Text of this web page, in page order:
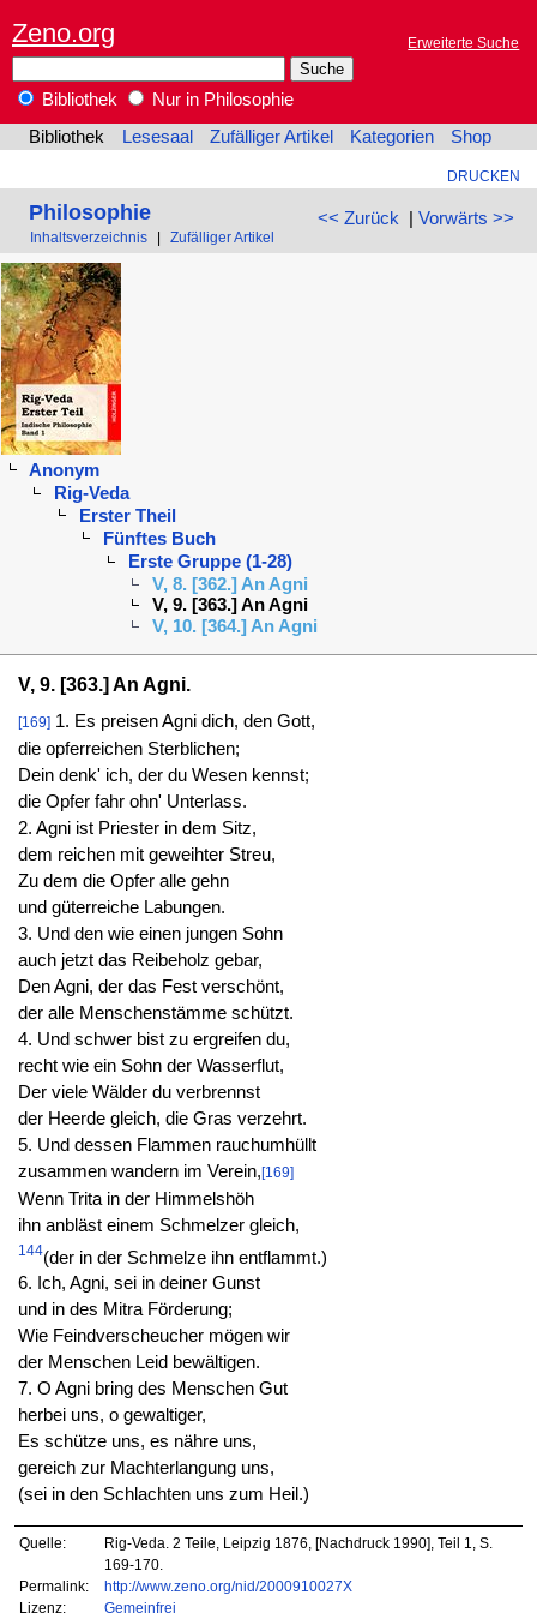
Zeno.org Erweiterte Suche
Bibliothek
Nur in Philosophie
Bibliothek
Lesesaal Zufälliger Artikel Kategorien Shop
DRUCKEN
<< Zurück | Vorwärts >>
Philosophie
Inhaltsverzeichnis Zufälliger Artikel
Anonym
Rig-Veda
Erster Theil
Fünftes Buch
Erste Gruppe (1-28)
V, 8. [362.] An Agni
V, 9. [363.] An Agni
V, 10. [364.] An Agni
V, 9. [363.] An Agni.
[169]1. Es preisen Agni dich, den Gott,
die opferreichen Sterblichen;
Dein denk' ich, der du Wesen kennst;
die Opfer fahr ohn' Unterlass.
2. Agni ist Priester in dem Sitz,
dem reichen mit geweihter Streu,
Zu dem die Opfer alle gehn
und güterreiche Labungen.
3. Und den wie einen jungen Sohn
auch jetzt das Reibeholz gebar,
Den Agni, der das Fest verschönt,
der alle Menschenstämme schützt.
4. Und schwer bist zu ergreifen du,
recht wie ein Sohn der Wasserflut,
Der viele Wälder du verbrennst
der Heerde gleich, die Gras verzehrt.
5. Und dessen Flammen rauchumhüllt
zusammen wandern im Verein,[169]
Wenn Trita in der Himmelshöh
ihn anbläst einem Schmelzer gleich,
144(der in der Schmelze ihn entflammt.)
6. Ich, Agni, sei in deiner Gunst
und in des Mitra Förderung;
Wie Feindverscheucher mögen wir
der Menschen Leid bewältigen.
7. O Agni bring des Menschen Gut
herbei uns, o gewaltiger,
Es schütze uns, es nähre uns,
gereich zur Machterlangung uns,
(sei in den Schlachten uns zum Heil.)
Quelle:
Rig-Veda. 2 Teile, Leipzig 1876, [Nachdruck 1990], Teil 1, S.
169-170.
Permalink:
http://www.zeno.org/nid/2000910027X
Lizenz:
Gemeinfrei